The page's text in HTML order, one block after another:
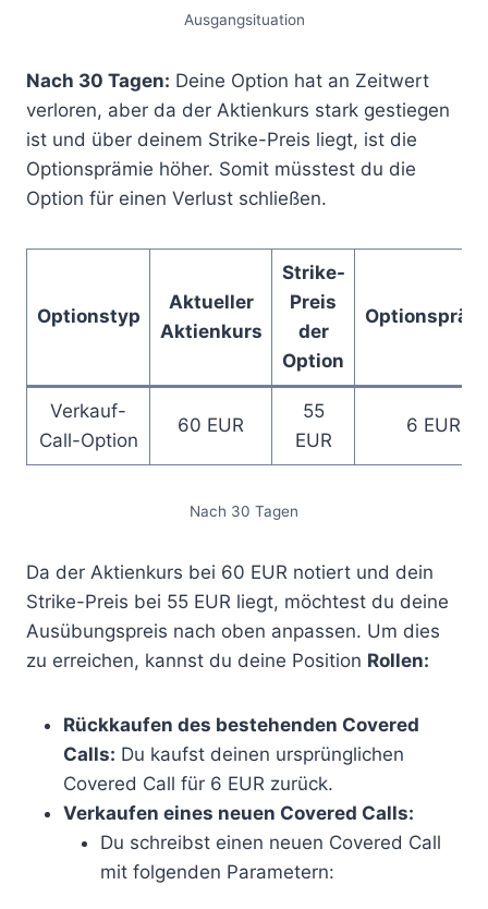
Ausgangsituation
Nach 30 Tagen: Deine Option hat an Zeitwert
verloren, aber da der Aktienkurs stark gestiegen
ist und über deinem Strike-Preis liegt, ist die
Optionsprämie höher. Somit müsstest du die
Option für einen Verlust schließen.
Optionstyp
Aktueller
Aktienkurs
Strike-
Preis
der
Option
Verkauf-
Call-Option
60 EUR
55
EUR
6 EUR
Nach 30 Tagen
Da der Aktienkurs bei 60 EUR notiert und dein
Strike-Preis bei 55 EUR liegt, möchtest du deine
Ausübungspreis nach oben anpassen. Um dies
zu erreichen, kannst du deine Position Rollen:
Rückkaufen des bestehenden Covered
Calls: Du kaufst deinen ursprünglichen
Covered Call für 6 EUR zurück.
Verkaufen eines neuen Covered Calls:
Du schreibst einen neuen Covered Call
mit folgenden Parametern: